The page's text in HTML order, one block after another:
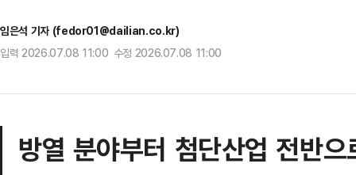
임은석 기자 (fedor01@dailian.co.kr)
입력 2026.07.08 11:00 수정 2026.07.08 11:00
방열 분야부터 첨단산업 전반